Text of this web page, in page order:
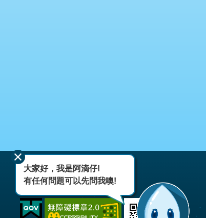
大家好，我是阿滴仔!
有任何問題可以先問我噢!